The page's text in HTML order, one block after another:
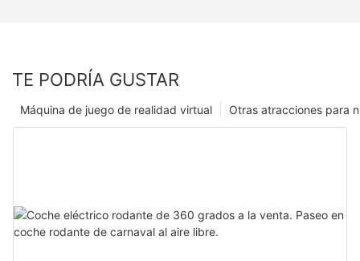
TE PODRÍA GUSTAR
Otras atracciones para
Máquina de juego de realidad virtual